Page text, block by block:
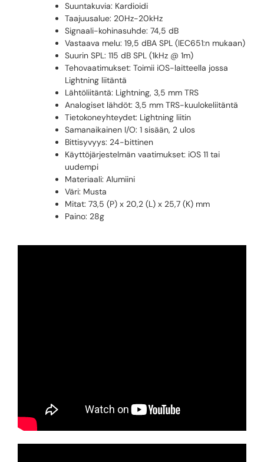
Suuntakuvia: Kardioidi
Taajuusalue: 20Hz-20kHz
Signaali-kohinasuhde: 74,5 dB
Vastaava melu: 19,5 dBA SPL (IEC651:n mukaan)
Suurin SPL: 115 dB SPL (1kHz @ 1m)
Tehovaatimukset: Toimii iOS-laitteella jossa
Lightning liitäntä
Lähtöliitäntä: Lightning, 3,5 mm TRS
Analogiset lähdöt: 3,5 mm TRS-kuulokeliitäntä
Tietokoneyhteydet: Lightning liitin
Samanaikainen I/O: 1 sisään, 2 ulos
Bittisyvyys: 24-bittinen
Käyttöjärjestelmän vaatimukset: iOS 11 tai
uudempi
Materiaali: Alumiini
Väri: Musta
Mitat: 73,5 (P) x 20,2 (L) x 25,7 (K) mm
Paino: 28g